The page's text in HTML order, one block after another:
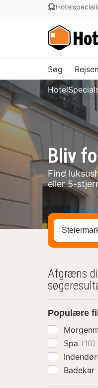
Søg
Bliv
Find
eller 5-
Søg efter
Afgræns
Populære
Spa (10)
Badekar